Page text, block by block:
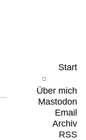
Start
Über mich
Mastodon
Email
Archiv
RSS